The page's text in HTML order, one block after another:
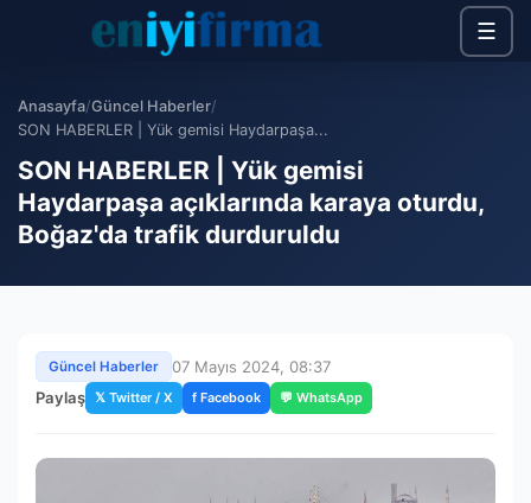
☰
Anasayfa/Güncel Haberler/
SON HABERLER | Yük gemisi Haydarpaşa...
SON HABERLER | Yük gemisi
Haydarpaşa açıklarında karaya oturdu,
Boğaz'da trafik durduruldu
Güncel Haberler
07 Mayıs 2024, 08:37
Paylaş 𝕏 Twitter / X f Facebook 💬 WhatsApp